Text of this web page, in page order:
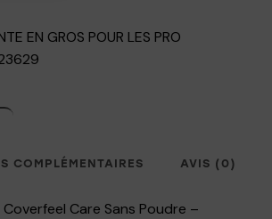
EN GROS POUR LES PRO
COMPLÉMENTAIRES AVIS (0)
Care Sans Poudre –